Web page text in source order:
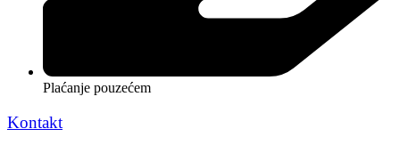
Plaćanje pouzećem
Kontakt